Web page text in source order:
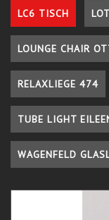
LC6 TISCH
LOUNGE CHAIR
RELAXLIEGE 474
TUBE LIGHT
WAGENFELD